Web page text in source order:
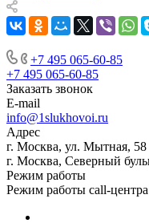
+7 495 065-60-85
+7 495 065-60-85
Заказать звонок
E-mail
info@1slukhovoi.ru
Адрес
г. Москва, ул. Мытная, 58
г. Москва, Северный
Режим работы
Режим работы call-